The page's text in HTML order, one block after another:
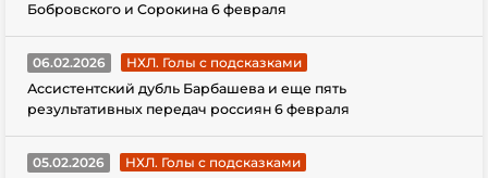
Бобровского и Сорокина 6 февраля
06.02.2026
НХЛ. Голы с подсказками
Ассистентский дубль Барбашева и еще пять
результативных передач россиян 6 февраля
05.02.2026
НХЛ. Голы с подсказками